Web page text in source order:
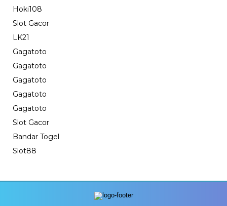
Hoki108
Slot Gacor
LK21
Gagatoto
Gagatoto
Gagatoto
Gagatoto
Gagatoto
Slot Gacor
Bandar Togel
Slot88